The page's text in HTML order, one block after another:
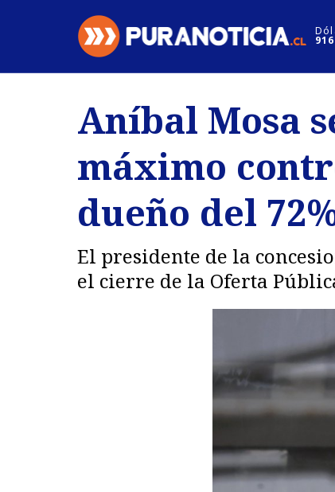
Regiones
Deportes Motores
Aníbal Mosa
máximo
dueño del
El presidente de la
el cierre de la Oferta